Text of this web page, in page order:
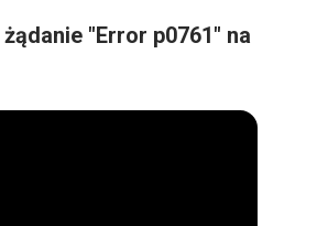
"Error p0761" na